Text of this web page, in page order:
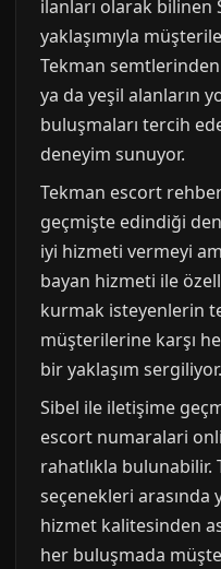
ilanları olarak bilinen
yaklaşımıyla
Tekman
ya da yeşil alanların
buluşmaları tercih
deneyim sunuyor.
Tekman escort
geçmişte edindiği
iyi hizmeti vermeyi
bayan hizmeti ile
kurmak isteyenlerin
müşterilerine karşı
bir yaklaşım sergiliyor.
Sibel ile iletişime
escort numaralari
rahatlıkla
seçenekleri arasında
hizmet kalitesinden
her buluşmada